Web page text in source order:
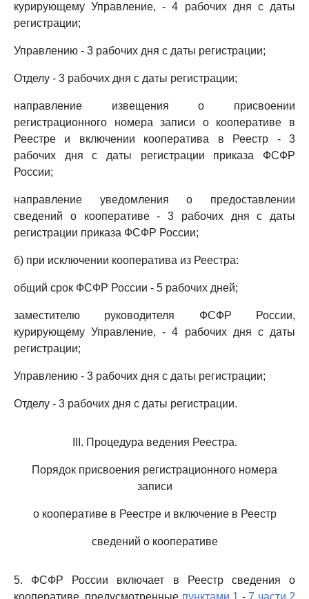
курирующему Управление, - 4 рабочих дня с даты
регистрации;
Управлению - 3 рабочих дня с даты регистрации;
Отделу - 3 рабочих дня с даты регистрации;
направление извещения о присвоении
регистрационного номера записи о кооперативе в
Реестре и включении кооператива в Реестр - 3
рабочих дня с даты регистрации приказа ФСФР
России;
направление уведомления о предоставлении
сведений о кооперативе - 3 рабочих дня с даты
регистрации приказа ФСФР России;
б) при исключении кооператива из Реестра:
общий срок ФСФР России - 5 рабочих дней;
заместителю руководителя ФСФР России,
курирующему Управление, - 4 рабочих дня с даты
регистрации;
Управлению - 3 рабочих дня с даты регистрации;
Отделу - 3 рабочих дня с даты регистрации.
III. Процедура ведения Реестра.
Порядок присвоения регистрационного номера
записи
о кооперативе в Реестре и включение в Реестр
сведений о кооперативе
5. ФСФР России включает в Реестр сведения о
кооперативе, предусмотренные пунктами 1 -7 части 2